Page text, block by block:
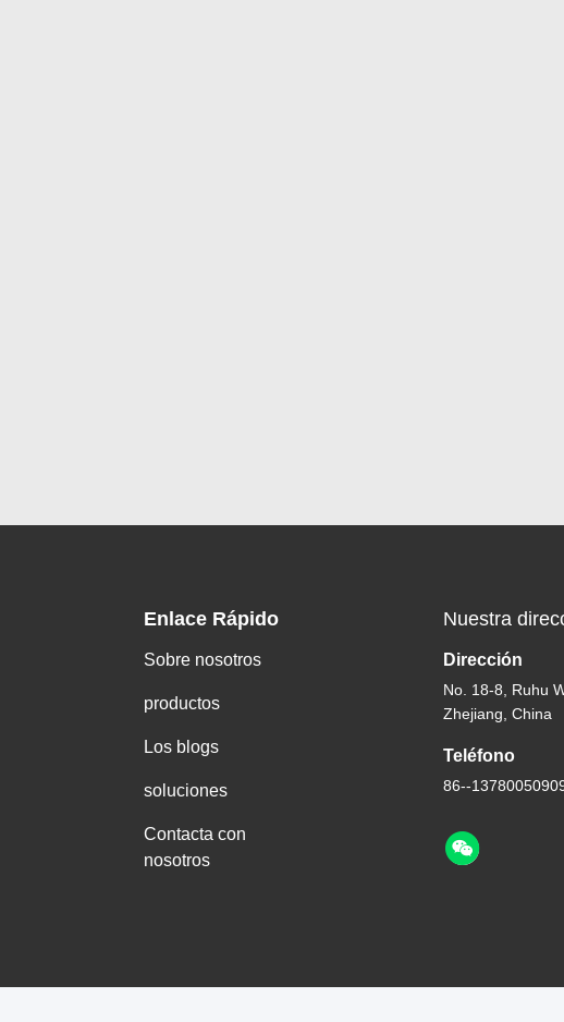
Enlace Rápido
Sobre nosotros
productos
Los blogs
soluciones
Contacta con
nosotros
Nuestra
Dirección
No. 18-8, Ruhu
Zhejiang, China
Teléfono
86--